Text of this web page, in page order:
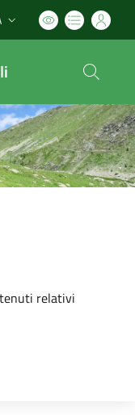
attiva:
relativi